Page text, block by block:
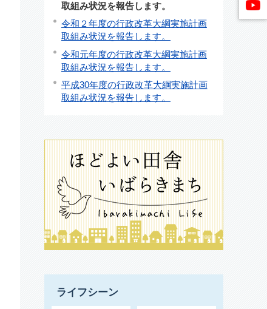
取組み状況を報告します。
令和２年度の行政改革大綱実施計画
取組み状況を報告します。
令和元年度の行政改革大綱実施計画
取組み状況を報告します。
平成30年度の行政改革大綱実施計画
取組み状況を報告します。
ライフシーン